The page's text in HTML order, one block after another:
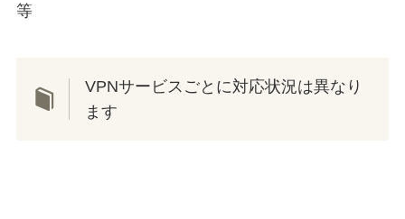
等
VPNサービスごとに対応状況は異なり
ます